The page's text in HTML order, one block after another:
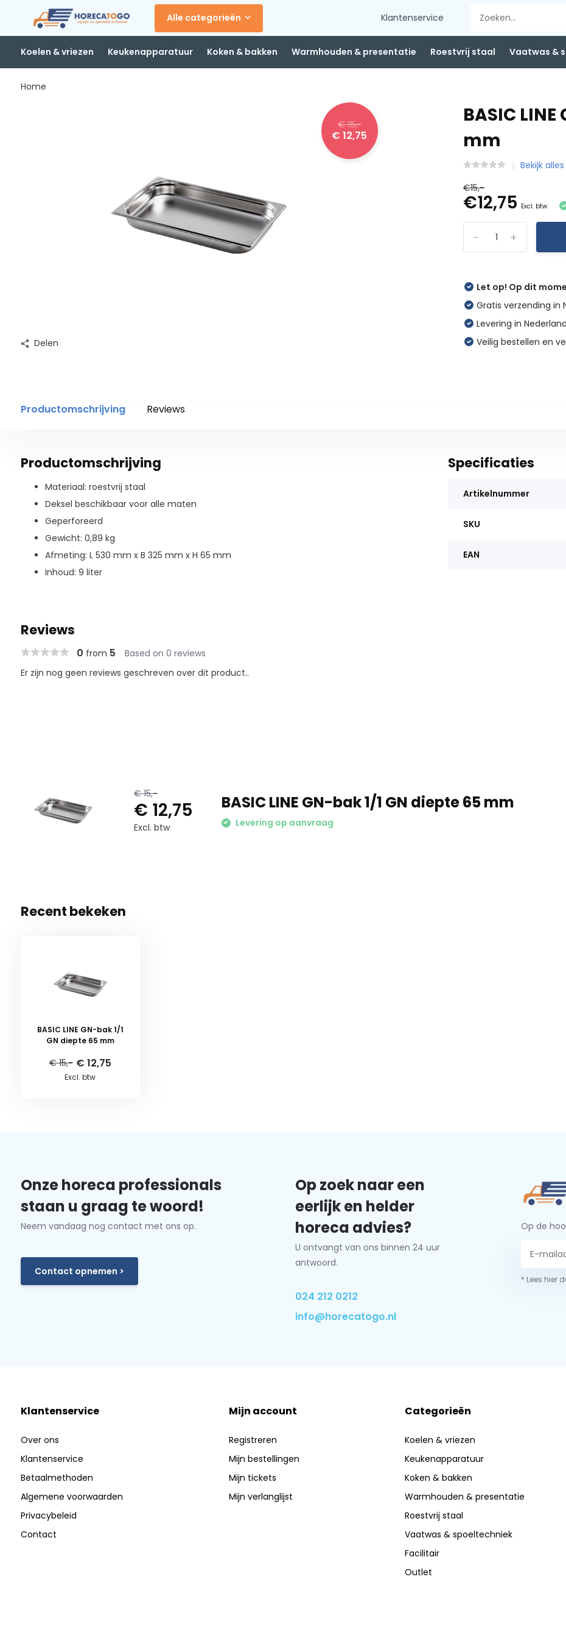
Alle categorieën Klantenservice
Koelen & vriezen Keukenapparatuur Koken & bakken Warmhouden & presentatie Roestvrij staal Vaatwas &
Home
€ 15,-
€ 12,75
Delen
BASIC
mm
Bekijk
€15,-
€12,75 Excl. btw
+
-
Let op! Op dit
Gratis verzending in
Levering in
Veilig bestellen en
Productomschrijving Reviews
Productomschrijving
Materiaal: roestvrij staal
Deksel beschikbaar voor alle maten
Geperforeerd
Gewicht: 0,89 kg
Afmeting: L 530 mm x B 325 mm x H 65 mm
Inhoud: 9 liter
Specificaties
Artikelnummer
SKU
EAN
Reviews
0 from 5 Based on 0 reviews
Er zijn nog geen reviews geschreven over dit product..
€ 15,-
€ 12,75
Excl. btw
BASIC LINE GN-bak 1/1 GN diepte 65 mm
Levering op aanvraag
Recent bekeken
BASIC LINE GN-bak 1/1
GN diepte 65 mm
€ 15,- € 12,75
Excl. btw
Onze horeca professionals
staan u graag te woord!
Neem vandaag nog contact met ons op.
Contact opnemen >
Op zoek naar een
eerlijk en helder
horeca advies?
U ontvangt van ons binnen 24 uur
antwoord.
024 212 0212
info@horecatogo.nl
Op de
* Lees hier
Klantenservice
Over ons
Klantenservice
Betaalmethoden
Algemene voorwaarden
Privacybeleid
Contact
Mijn account
Registreren
Mijn bestellingen
Mijn tickets
Mijn verlanglijst
Categorieën
Koelen & vriezen
Keukenapparatuur
Koken & bakken
Warmhouden & presentatie
Roestvrij staal
Vaatwas & spoeltechniek
Facilitair
Outlet